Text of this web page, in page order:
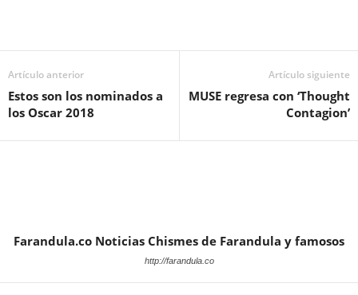
Artículo anterior
Estos son los nominados a
los Oscar 2018
Artículo siguiente
MUSE regresa con ‘Thought
Contagion’
Farandula.co Noticias Chismes de Farandula y famosos
http://farandula.co